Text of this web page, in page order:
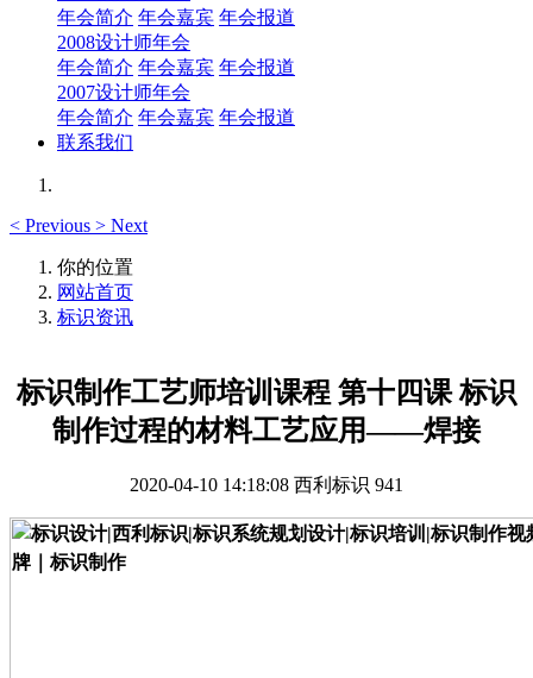
年会简介 年会嘉宾 年会报道
2008设计师年会
年会简介 年会嘉宾 年会报道
2007设计师年会
年会简介 年会嘉宾 年会报道
联系我们
< Previous > Next
你的位置
网站首页
标识资讯
标识制作工艺师培训课程 第十四课 标识
制作过程的材料工艺应用——焊接
2020-04-10 14:18:08 西利标识 941